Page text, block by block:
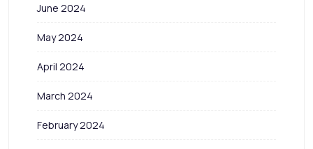
June 2024
May 2024
April 2024
March 2024
February 2024